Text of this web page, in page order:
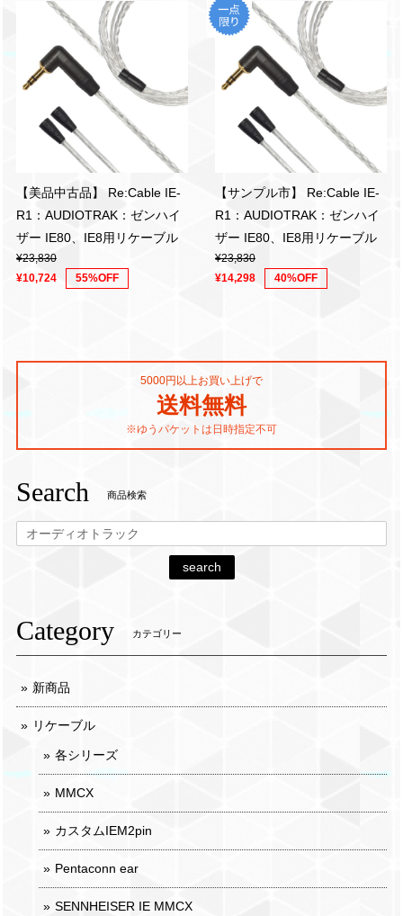
【美品中古品】 Re:Cable IE-
R1：AUDIOTRAK：ゼンハイ
ザー IE80、IE8用リケーブル
¥23,830
¥10,724
55%OFF
【サンプル市】 Re:Cable IE-
R1：AUDIOTRAK：ゼンハイ
ザー IE80、IE8用リケーブル
¥23,830
¥14,298
40%OFF
5000円以上お買い上げで
送料無料
※ゆうパケットは日時指定不可
Search 商品検索
search
Category カテゴリー
新商品
リケーブル
各シリーズ
MMCX
カスタムIEM2pin
Pentaconn ear
SENNHEISER IE MMCX